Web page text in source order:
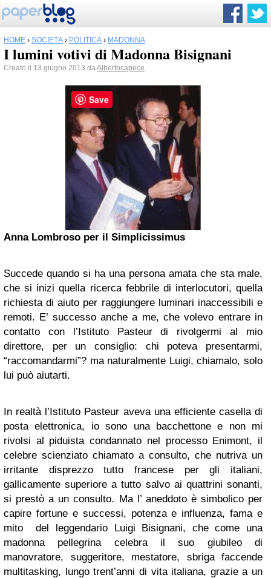
HOME › SOCIETÀ › POLITICA › MADONNA
I lumini votivi di Madonna Bisignani
Creato il 13 giugno 2013 daAlbertocapece
Anna Lombroso per il Simplicissimus
Succede quando si ha una persona amata che sta male,
che si inizi quella ricerca febbrile di interlocutori, quella
richiesta di aiuto per raggiungere luminari inaccessibili e
remoti. E’ successo anche a me, che volevo entrare in
contatto con l’Istituto Pasteur di rivolgermi al mio
direttore, per un consiglio: chi poteva presentarmi,
“raccomandarmi”? ma naturalmente Luigi, chiamalo, solo
lui può aiutarti.
In realtà l’Istituto Pasteur aveva una efficiente casella di
posta elettronica, io sono una bacchettone e non mi
rivolsi al piduista condannato nel processo Enimont, il
celebre scienziato chiamato a consulto, che nutriva un
irritante disprezzo tutto francese per gli italiani,
gallicamente superiore a tutto salvo ai quattrini sonanti,
si prestò a un consulto. Ma l’ aneddoto è simbolico per
capire fortune e successi, potenza e influenza, fama e
mito del leggendario Luigi Bisignani, che come una
madonna pellegrina celebra il suo giubileo di
manovratore, suggeritore, mestatore, sbriga faccende
multitasking, lungo trent’anni di vita italiana, grazie a un
Save